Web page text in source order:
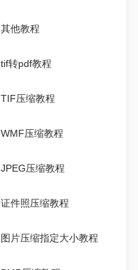
其他教程
tif转pdf教程
TIF压缩教程
WMF压缩教程
JPEG压缩教程
证件照压缩教程
图片压缩指定大小教程